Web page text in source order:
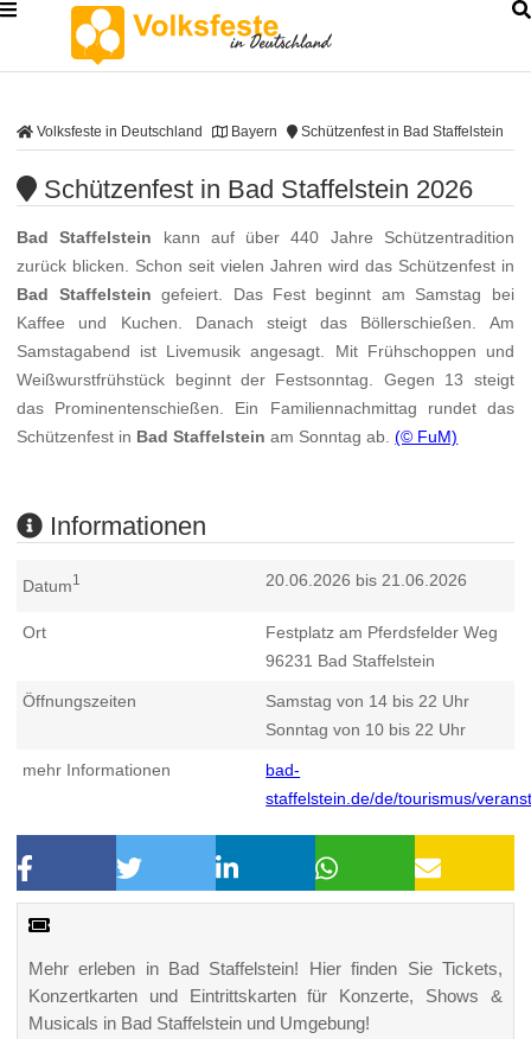
Volksfeste in Deutschland Bayern Schützenfest in Bad Staffelstein
Schützenfest in Bad Staffelstein 2026
Bad Staffelstein kann auf über 440 Jahre Schützentradition
zurück blicken. Schon seit vielen Jahren wird das Schützenfest in
Bad Staffelstein gefeiert. Das Fest beginnt am Samstag bei
Kaffee und Kuchen. Danach steigt das Böllerschießen. Am
Samstagabend ist Livemusik angesagt. Mit Frühschoppen und
Weißwurstfrühstück beginnt der Festsonntag. Gegen 13 steigt
das Prominentenschießen. Ein Familiennachmittag rundet das
Schützenfest in Bad Staffelstein am Sonntag ab.(© FuM)
Informationen
Datum1 20.06.2026 bis 21.06.2026
Ort
Festplatz am Pferdsfelder Weg
96231 Bad Staffelstein
Öffnungszeiten
Samstag von 14 bis 22 Uhr
Sonntag von 10 bis 22 Uhr
mehr Informationen
bad-
staffelstein.de/de/tourismus/
Mehr erleben in Bad Staffelstein! Hier finden Sie Tickets,
Konzertkarten und Eintrittskarten für Konzerte, Shows &
Musicals in Bad Staffelstein und Umgebung!